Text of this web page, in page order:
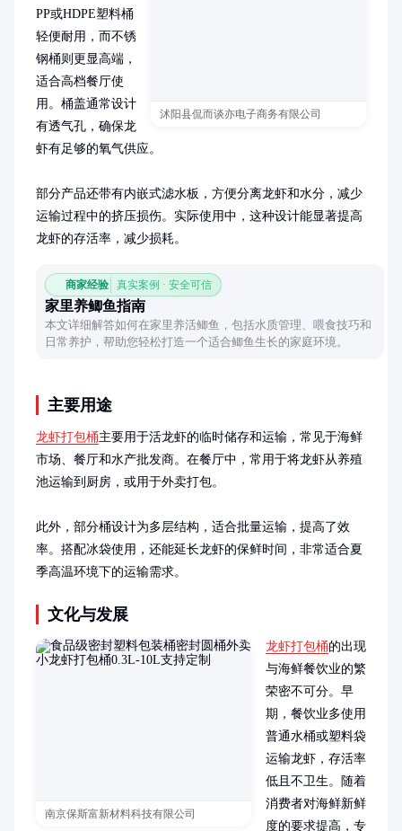
沭阳县侃而谈亦电子商务有限公司
PP或HDPE塑料桶
轻便耐用，而不锈
钢桶则更显高端，
适合高档餐厅使
用。桶盖通常设计
有透气孔，确保龙
虾有足够的氧气供应。
部分产品还带有内嵌式滤水板，方便分离龙虾和水分，减少
运输过程中的挤压损伤。实际使用中，这种设计能显著提高
龙虾的存活率，减少损耗。
商家经验 真实案例 · 安全可信
家里养鲫鱼指南
本文详细解答如何在家里养活鲫鱼，包括水质管理、喂食技巧和
日常养护，帮助您轻松打造一个适合鲫鱼生长的家庭环境。
主要用途
龙虾打包桶主要用于活龙虾的临时储存和运输，常见于海鲜
市场、餐厅和水产批发商。在餐厅中，常用于将龙虾从养殖
池运输到厨房，或用于外卖打包。
此外，部分桶设计为多层结构，适合批量运输，提高了效
率。搭配冰袋使用，还能延长龙虾的保鲜时间，非常适合夏
季高温环境下的运输需求。
文化与发展
南京保斯富新材料科技有限公司
龙虾打包桶的出现
与海鲜餐饮业的繁
荣密不可分。早
期，餐饮业多使用
普通水桶或塑料袋
运输龙虾，存活率
低且不卫生。随着
消费者对海鲜新鲜
度的要求提高，专